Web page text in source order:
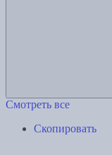
Смотреть все
Скопировать